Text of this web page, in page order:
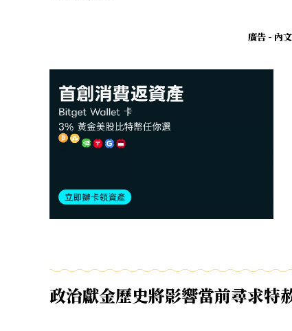
廣告 - 內
政治獻金歷史將影響當前尋求特